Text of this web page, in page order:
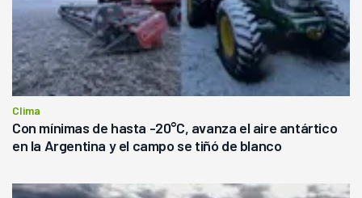
Clima
Con mínimas de hasta -20°C, avanza el aire antártico
en la Argentina y el campo se tiñó de blanco